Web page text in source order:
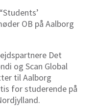
OB på Aalborg
Det
og Scan Global
tilAalborg
for studerende på